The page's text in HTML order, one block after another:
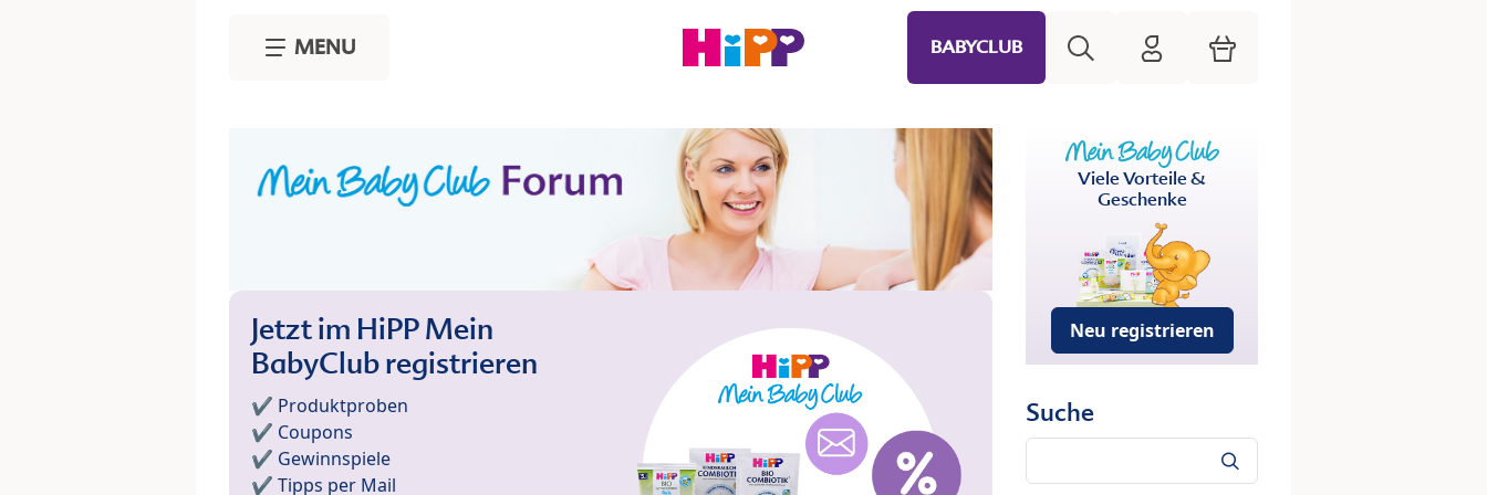
MENU BABYCLUB HiPP Mein Babyclub
Warenkorb
Jetzt im HiPP Mein
BabyClub registrieren
✔️ Produktproben
✔️ Coupons
✔️ Gewinnspiele
✔️ Tipps per Mail
Viele Vorteile &
Geschenke
Neu registrieren
Suche